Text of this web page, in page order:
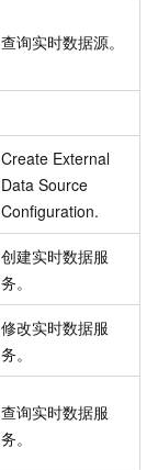
查询实时数据源。
Create External
Data Source
Configuration.
创建实时数据服
务。
修改实时数据服
务。
查询实时数据服
务。